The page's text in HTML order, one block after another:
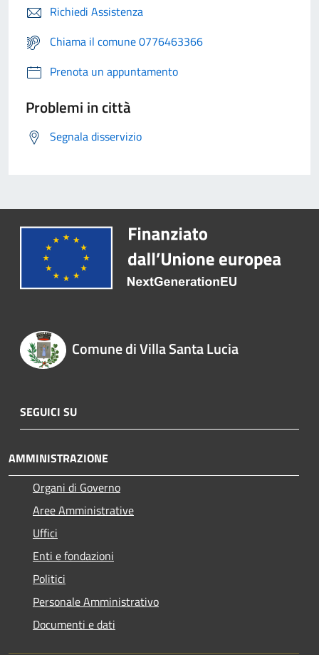
Richiedi Assistenza
Chiama il comune 0776463366
Prenota un appuntamento
Problemi in città
Segnala disservizio
Comune di Villa Santa Lucia
SEGUICI SU
AMMINISTRAZIONE
Organi di Governo
Aree Amministrative
Uffici
Enti e fondazioni
Politici
Personale Amministrativo
Documenti e dati